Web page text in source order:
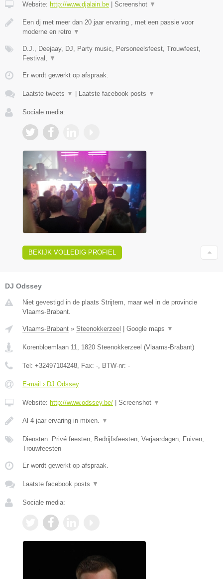
Website: http://www.djalain.be Screenshot ▼
Een dj met meer dan 20 jaar ervaring , met een passie voor
moderne en retro ▼
D.J., Deejaay, DJ, Party music, Personeelsfeest, Trouwfeest,
Festival, ▼
Er wordt gewerkt op afspraak.
Laatste tweets ▼ Laatste facebook posts ▼
Sociale media:
BEKIJK VOLLEDIG PROFIEL
DJ Odssey
Niet gevestigd in de plaats Strijtem, maar wel in de provincie
Vlaams-Brabant.
Vlaams-Brabant » Steenokkerzeel Google maps ▼
Korenbloemlaan 11 1820 Steenokkerzeel (Vlaams-Brabant)
Tel: +32497104248 , Fax: - , BTW-nr: -
E-mail › DJ Odssey
Website: http://www.odssey.be/ Screenshot ▼
Al 4 jaar ervaring in mixen. ▼
Diensten: Privé feesten, Bedrijfsfeesten, Verjaardagen, Fuiven,
Trouwfeesten
Er wordt gewerkt op afspraak.
Laatste facebook posts ▼
Sociale media: